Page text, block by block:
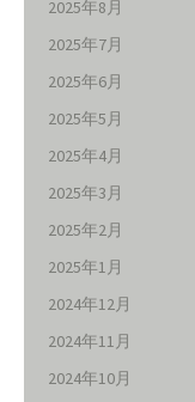
2025年8月
2025年7月
2025年6月
2025年5月
2025年4月
2025年3月
2025年2月
2025年1月
2024年12月
2024年11月
2024年10月